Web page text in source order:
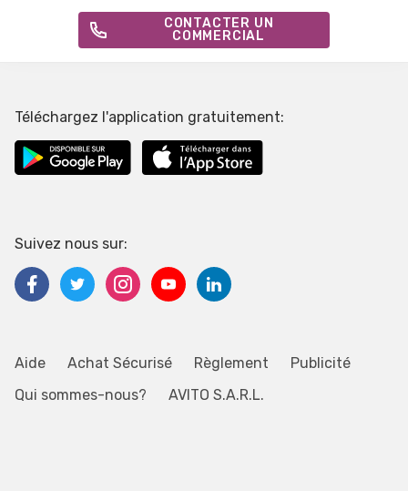
CONTACTER UN
COMMERCIAL
Aide Achat Sécurisé Règlement
Publicité
Qui sommes-nous?
AVITO S.A.R.L.
Téléchargez l'application gratuitement:
Suivez nous sur: